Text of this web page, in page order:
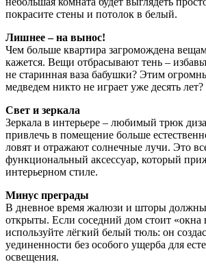
покрасите стены и потолок в белый.
Лишнее – на вынос!
Чем больше квартира загромождена
кажется. Вещи отбрасывают тень –
не старинная ваза бабушки? Этим
медведем никто не играет уже десять
Свет и зеркала
Зеркала в интерьере – любимый трюк
привлечь в помещение больше
ловят и отражают солнечные лучи. Это
функциональный аксессуар, который
интерьерном стиле.
Минус преграды
В дневное время жалюзи и шторы
открыты. Если соседний дом стоит «окна
используйте лёгкий белый тюль: он
уединенности без особого ущерба для
освещения.